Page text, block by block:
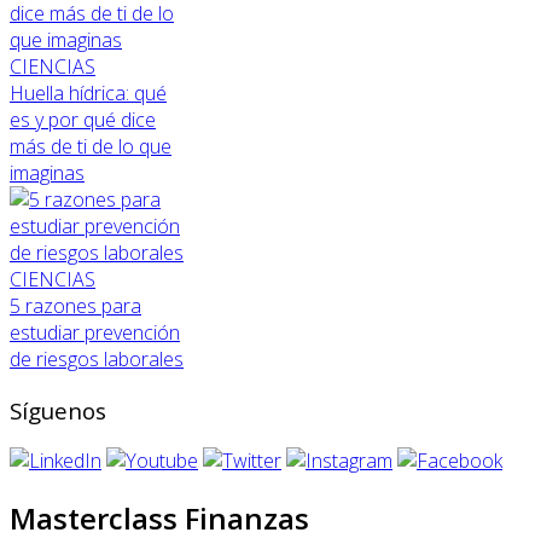
CIENCIAS
Huella hídrica: qué
es y por qué dice
más de ti de lo que
imaginas
CIENCIAS
5 razones para
estudiar prevención
de riesgos laborales
Síguenos
Masterclass Finanzas